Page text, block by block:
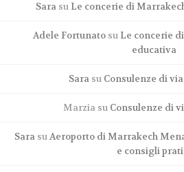
Sara su Le concerie di
Adele Fortunato su Le concerie
educativa
Sara su Consulenze di
Marziasu Consulenze di
Sara suAeroporto di Marrakech
e consigli